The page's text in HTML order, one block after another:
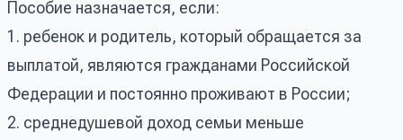
Пособие назначается, если:
1. ребенок и родитель, который обращается за
выплатой, являются гражданами Российской
Федерации и постоянно проживают в России;
2. среднедушевой доход семьи меньше